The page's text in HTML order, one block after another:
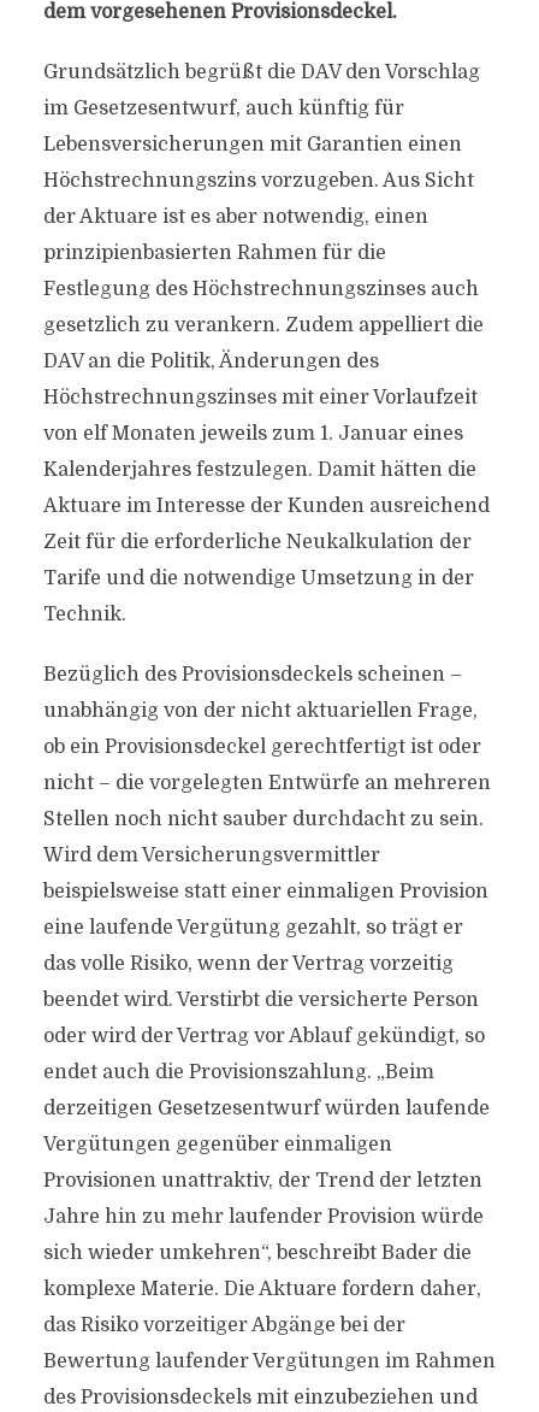
dem vorgesehenen Provisionsdeckel.
Grundsätzlich begrüßt die DAV den Vorschlag
im Gesetzesentwurf, auch künftig für
Lebensversicherungen mit Garantien einen
Höchstrechnungszins vorzugeben. Aus Sicht
der Aktuare ist es aber notwendig, einen
prinzipienbasierten Rahmen für die
Festlegung des Höchstrechnungszinses auch
gesetzlich zu verankern. Zudem appelliert die
DAV an die Politik, Änderungen des
Höchstrechnungszinses mit einer Vorlaufzeit
von elf Monaten jeweils zum 1. Januar eines
Kalenderjahres festzulegen. Damit hätten die
Aktuare im Interesse der Kunden ausreichend
Zeit für die erforderliche Neukalkulation der
Tarife und die notwendige Umsetzung in der
Technik.
Bezüglich des Provisionsdeckels scheinen –
unabhängig von der nicht aktuariellen Frage,
ob ein Provisionsdeckel gerechtfertigt ist oder
nicht – die vorgelegten Entwürfe an mehreren
Stellen noch nicht sauber durchdacht zu sein.
Wird dem Versicherungsvermittler
beispielsweise statt einer einmaligen Provision
eine laufende Vergütung gezahlt, so trägt er
das volle Risiko, wenn der Vertrag vorzeitig
beendet wird. Verstirbt die versicherte Person
oder wird der Vertrag vor Ablauf gekündigt, so
endet auch die Provisionszahlung. „Beim
derzeitigen Gesetzesentwurf würden laufende
Vergütungen gegenüber einmaligen
Provisionen unattraktiv, der Trend der letzten
Jahre hin zu mehr laufender Provision würde
sich wieder umkehren“, beschreibt Bader die
komplexe Materie. Die Aktuare fordern daher,
das Risiko vorzeitiger Abgänge bei der
Bewertung laufender Vergütungen im Rahmen
des Provisionsdeckels mit einzubeziehen und